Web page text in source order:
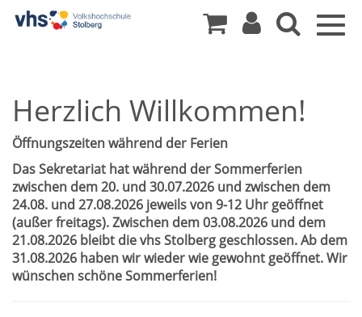
Herzlich Willkommen!
Öffnungszeiten während der Ferien
Das Sekretariat hat während der Sommerferien
zwischen dem 20. und 30.07.2026 und zwischen dem
24.08. und 27.08.2026 jeweils von 9-12 Uhr geöffnet
(außer freitags). Zwischen dem 03.08.2026 und dem
21.08.2026 bleibt die vhs Stolberg geschlossen. Ab dem
31.08.2026 haben wir wieder wie gewohnt geöffnet. Wir
wünschen schöne Sommerferien!